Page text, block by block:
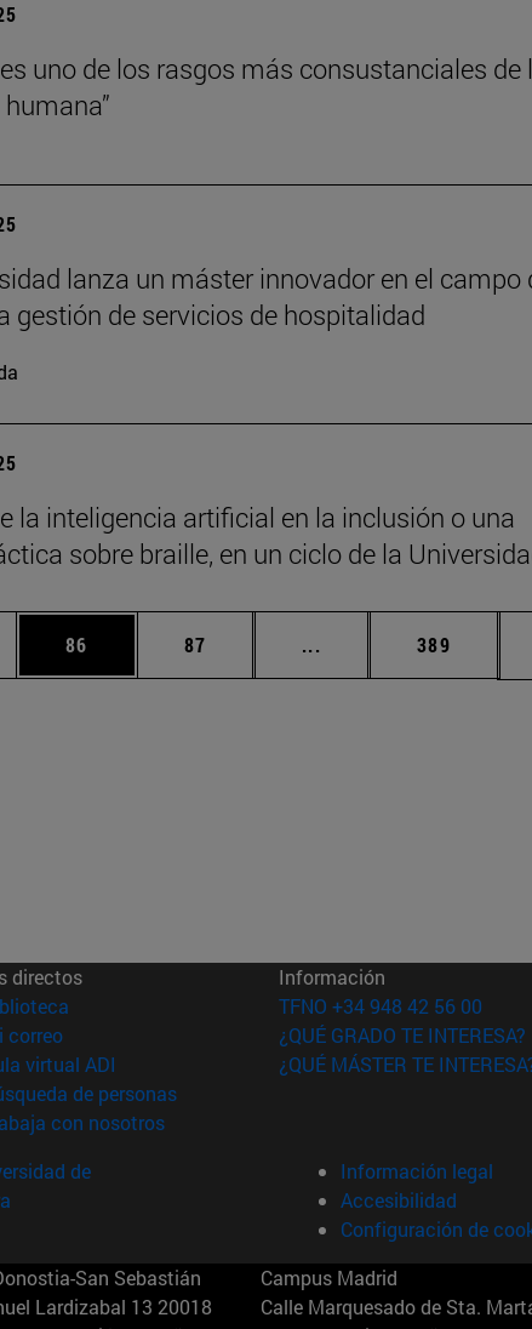
es uno de los rasgos más consustanciales de
lanza un máster innovador en el campo
gestión de servicios de hospitalidad
la inteligencia artificial en la inclusión o una
sobre braille, en un ciclo de la
Use TAB para desplazarse.
Página
86 Página
87 ... Páginas intermedias
Página
389
directos
(abre en nueva ventana)
correo(abre en nueva ventana)
virtual ADI (abre en nueva ventana)
de personas(abre en nueva ventana)
con nosotros(abre en nueva ventana)
Información
TFNO +34 948 42 56 00
¿QUÉ GRADO TE INTERESA?
¿QUÉ MÁSTER TE
de
Información legal
Accesibilidad
Configuración de
San Sebastián
Lardizabal 13 20018
Campus Madrid
Calle Marquesado de Sta.